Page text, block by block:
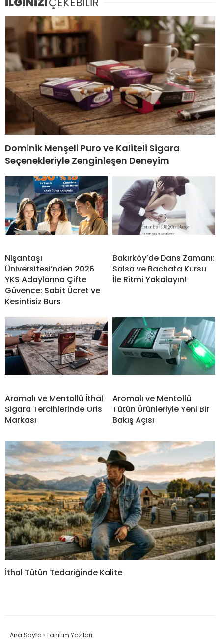
Dominik Menşeli Puro ve Kaliteli Sigara
Seçenekleriyle Zenginleşen Deneyim
Nişantaşı
Üniversitesi’nden 2026
YKS Adaylarına Çifte
Güvence: Sabit Ücret ve
Kesintisiz Burs
Bakırköy’de Dans Zamanı:
Salsa ve Bachata Kursu
İle Ritmi Yakalayın!
Aromalı ve Mentollü İthal
Sigara Tercihlerinde Oris
Markası
Aromalı ve Mentollü
Tütün Ürünleriyle Yeni Bir
Bakış Açısı
İthal Tütün Tedariğinde Kalite
Ana Sayfa ›Tanıtım Yazıları